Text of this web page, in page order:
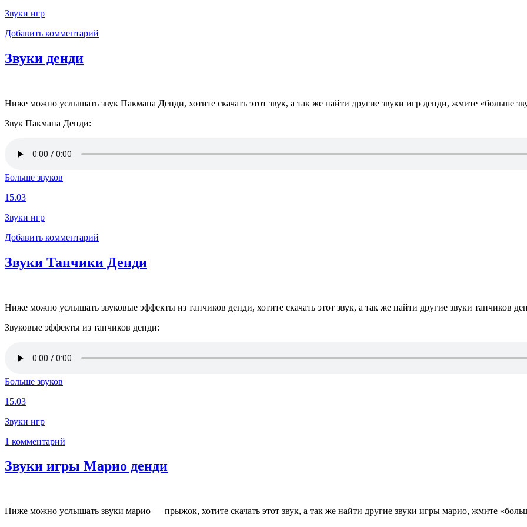
Звуки игр
Добавить комментарий
Звуки денди
Ниже можно услышать звук Пакмана Денди, хотите скачать этот звук, а так же найти другие звуки игр денди, жмите «больше
Звук Пакмана Денди:
Больше звуков
15.03
Звуки игр
Добавить комментарий
Звуки Танчики Денди
Ниже можно услышать звуковые эффекты из танчиков денди, хотите скачать этот звук, а так же найти другие звуки танчиков
Звуковые эффекты из танчиков денди:
Больше звуков
15.03
Звуки игр
1 комментарий
Звуки игры Марио денди
Ниже можно услышать звуки марио — прыжок, хотите скачать этот звук, а так же найти другие звуки игры марио, жмите